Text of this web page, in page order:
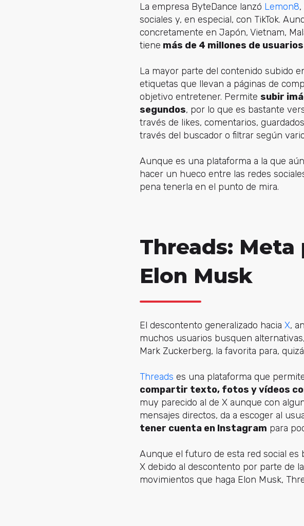
La empresa ByteDance lanzó Lemon8
sociales y, en especial, con TikTok.
concretamente en Japón, Vietnam,
tiene más de 4 millones de
La mayor parte del contenido subido
etiquetas que llevan a páginas de
objetivo entretener. Permite subir
segundos, por lo que es bastante
través de likes, comentarios,
través del buscador o filtrar según
Aunque es una plataforma a la que
hacer un hueco entre las redes
pena tenerla en el punto de mira.
Threads: Meta
Elon Musk
El descontento generalizado hacia X,
muchos usuarios busquen
Mark Zuckerberg, la favorita para,
Threads es una plataforma que
compartir texto, fotos y vídeos
muy parecido al de X aunque con
mensajes directos, da a escoger al
tener cuenta en Instagram para
Aunque el futuro de esta red social es
X debido al descontento por parte de
movimientos que haga Elon Musk,